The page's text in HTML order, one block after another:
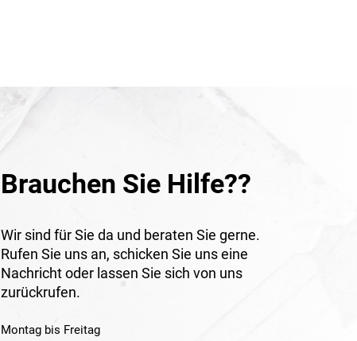
Brauchen Sie Hilfe??
Wir sind für Sie da und beraten Sie gerne.
Rufen Sie uns an, schicken Sie uns eine
Nachricht oder lassen Sie sich von uns
zurückrufen.
Montag bis Freitag